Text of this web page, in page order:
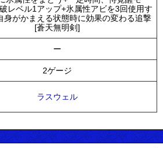
レベル1アップ+氷属性アビを3回使用す
身がかまえる状態時に効果の変わる追撃
[蒼天無明剣]
ー
2ゲージ
ラスウェル